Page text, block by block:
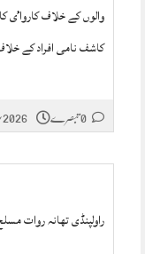
والوں کے خلاف کارواٸ
کاشف نامی افراد کے
راولپنڈی تھانہ روات